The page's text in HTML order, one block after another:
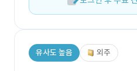
유사도 높음 외주